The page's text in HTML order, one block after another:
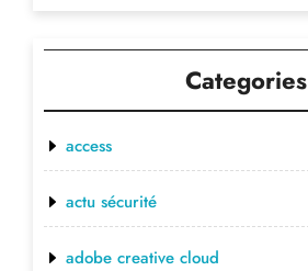
Categories
access
actu sécurité
adobe creative cloud